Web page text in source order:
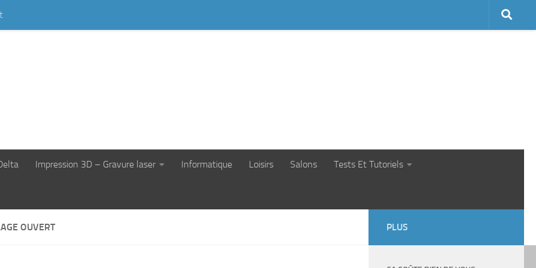
Impression 3D – Gravure laser Informatique Loisirs Salons Tests Et Tutoriels
OUVERT PLUS